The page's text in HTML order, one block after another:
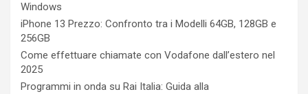
Windows
iPhone 13 Prezzo: Confronto tra i Modelli 64GB, 128GB e
256GB
Come effettuare chiamate con Vodafone dall’estero nel
2025
Programmi in onda su Rai Italia: Guida alla